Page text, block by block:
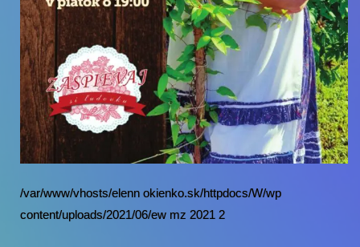
/var/www/vhosts/elenn okienko.sk/httpdocs/W/wp
content/uploads/2021/06/ew mz 2021 2